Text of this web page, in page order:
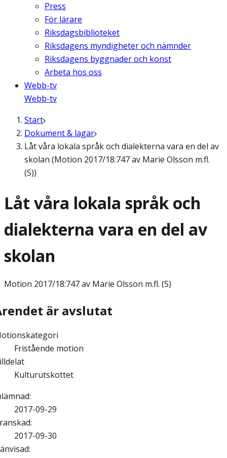
Press
För lärare
Riksdagsbiblioteket
Riksdagens myndigheter och nämnder
Riksdagens byggnader och konst
Arbeta hos oss
Webb-tv
Webb-tv
Start
Dokument & lagar
Låt våra lokala språk och dialekterna vara en del av
skolan (Motion 2017/18:747 av Marie Olsson m.fl.
(S))
Låt våra lokala språk och
dialekterna vara en del av
skolan
Motion 2017/18:747 av Marie Olsson m.fl. (S)
är avslutat
Fristående motion
Kulturutskottet
:
2017-09-29
:
2017-09-30
: